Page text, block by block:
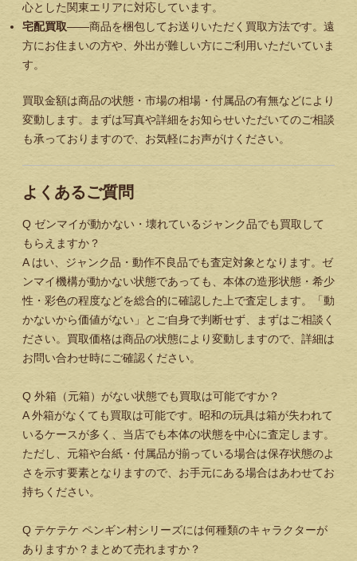
心とした関東エリアに対応しています。
宅配買取——商品を梱包してお送りいただく買取方法です。遠
方にお住まいの方や、外出が難しい方にご利用いただいていま
す。
買取金額は商品の状態・市場の相場・付属品の有無などにより
変動します。まずは写真や詳細をお知らせいただいてのご相談
も承っておりますので、お気軽にお声がけください。
よくあるご質問
Q ゼンマイが動かない・壊れているジャンク品でも買取して
もらえますか？
Aはい、ジャンク品・動作不良品でも査定対象となります。ゼ
ンマイ機構が動かない状態であっても、本体の造形状態・希少
性・彩色の程度などを総合的に確認した上で査定します。「動
かないから価値がない」とご自身で判断せず、まずはご相談く
ださい。買取価格は商品の状態により変動しますので、詳細は
お問い合わせ時にご確認ください。
Q 外箱（元箱）がない状態でも買取は可能ですか？
A外箱がなくても買取は可能です。昭和の玩具は箱が失われて
いるケースが多く、当店でも本体の状態を中心に査定します。
ただし、元箱や台紙・付属品が揃っている場合は保存状態のよ
さを示す要素となりますので、お手元にある場合はあわせてお
持ちください。
Q テケテケ ペンギン村シリーズには何種類のキャラクターが
ありますか？まとめて売れますか？